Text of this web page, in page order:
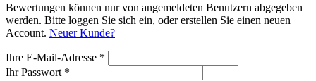
Bewertungen können nur von angemeldeten Benutzern abgegeben
werden. Bitte loggen Sie sich ein, oder erstellen Sie einen neuen
Account. Neuer Kunde?
Ihre E-Mail-Adresse *
Ihr Passwort *